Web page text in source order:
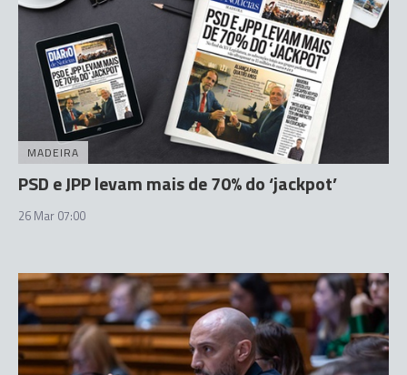
MADEIRA
PSD e JPP levam mais de 70% do ‘jackpot’
26 Mar 07:00